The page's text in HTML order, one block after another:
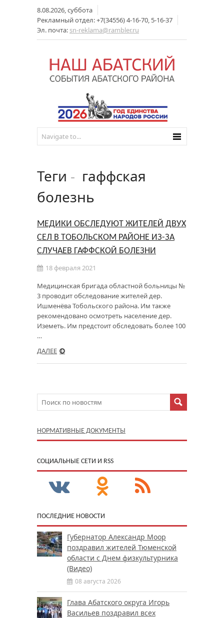
8.08.2026, суббота
Рекламный отдел: +7(34556) 4-16-70, 5-16-37
Эл. почта: sn-reklama@rambler.ru
Теги - гаффская
болезнь
МЕДИКИ ОБСЛЕДУЮТ ЖИТЕЛЕЙ ДВУХ
СЕЛ В ТОБОЛЬСКОМ РАЙОНЕ ИЗ-ЗА
СЛУЧАЕВ ГАФФСКОЙ БОЛЕЗНИ
18 февраля 2021
Медицинская бригада областной больницы №
3 проводит обследование жителей дер.
Ишменёва Тобольского района. Им также
рекомендовано осмотреть население дер.
Иземеть. Им предстоит обследовать более 100
…
ДАЛЕЕ
НОРМАТИВНЫЕ ДОКУМЕНТЫ
CОЦИАЛЬНЫЕ СЕТИ И RSS
ПОСЛЕДНИЕ НОВОСТИ
Губернатор Александр Моор
поздравил жителей Тюменской
области с Днем физкультурника
(Видео)
08 августа 2026
Глава Абатского округа Игорь
Васильев поздравил всех